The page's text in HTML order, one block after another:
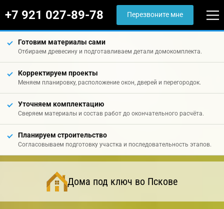
+7 921 027-89-78 Перезвоните мне
Готовим материалы сами
Отбираем древесину и подготавливаем детали домокомплекта.
Корректируем проекты
Меняем планировку, расположение окон, дверей и перегородок.
Уточняем комплектацию
Сверяем материалы и состав работ до окончательного расчёта.
Планируем строительство
Согласовываем подготовку участка и последовательность этапов.
Дома под ключ во Пскове